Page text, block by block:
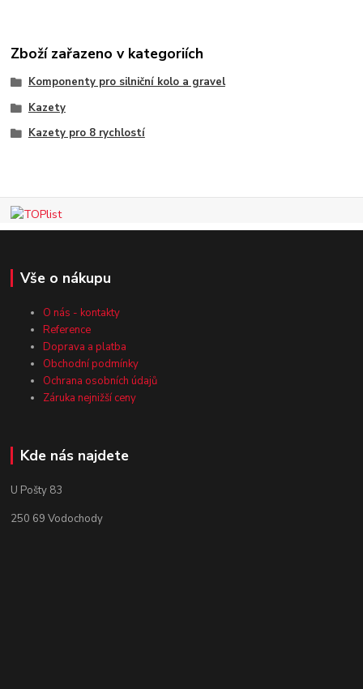
Zboží zařazeno v kategoriích
Komponenty pro silniční kolo a gravel
Kazety
Kazety pro 8 rychlostí
Vše o nákupu
O nás - kontakty
Reference
Doprava a platba
Obchodní podmínky
Ochrana osobních údajů
Záruka nejnižší ceny
Kde nás najdete
U Pošty 83
250 69 Vodochody